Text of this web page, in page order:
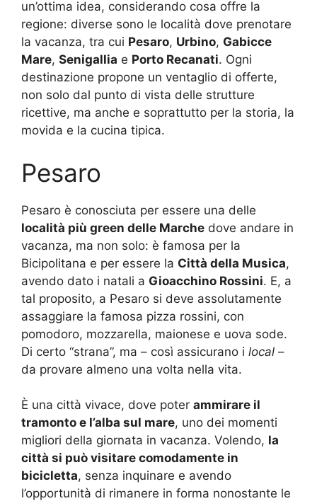
un’ottima idea, considerando cosa offre la
regione: diverse sono le località dove prenotare
la vacanza, tra cui Pesaro, Urbino, Gabicce
Mare, Senigallia e Porto Recanati. Ogni
destinazione propone un ventaglio di offerte,
non solo dal punto di vista delle strutture
ricettive, ma anche e soprattutto per la storia, la
movida e la cucina tipica.
Pesaro
Pesaro è conosciuta per essere una delle
località più green delle Marche dove andare in
vacanza, ma non solo: è famosa per la
Bicipolitana e per essere la Città della Musica,
avendo dato i natali a Gioacchino Rossini. E, a
tal proposito, a Pesaro si deve assolutamente
assaggiare la famosa pizza rossini, con
pomodoro, mozzarella, maionese e uova sode.
Di certo “strana”, ma – così assicurano i local –
da provare almeno una volta nella vita.
È una città vivace, dove poter ammirare il
tramonto e l’alba sul mare, uno dei momenti
migliori della giornata in vacanza. Volendo, la
città si può visitare comodamente in
bicicletta, senza inquinare e avendo
l’opportunità di rimanere in forma nonostante le